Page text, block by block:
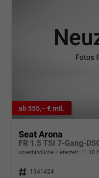
ab 555,– € mtl.
Seat Arona
FR 1.5 TSI 7-Gang-
unverbindliche Lieferzeit:
Fahrzeugnr. 1341424